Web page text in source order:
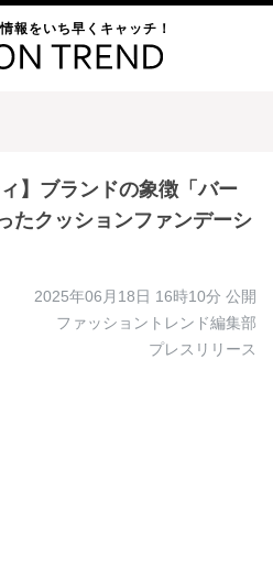
報をいち早くキャッチ！
】ブランドの象徴「バー
たクッションファンデーシ
2025年06月18日 16時10分 公開
ファッショントレンド編集部
プレスリリース